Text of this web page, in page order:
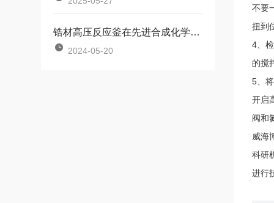
锆材高压反应釜在先进合成化学中的应用
2024-05-20
不要
扭到
4、
的搅
5、
开启
阀和
威海
科研
进行